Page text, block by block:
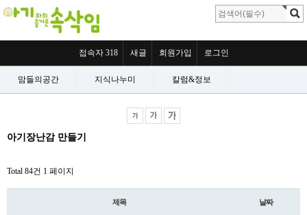
접속자 318 새글 회원가입 로그인
맘들의공간 지식나누미 칼럼&정보
아기장난감 만들기
Total 84건 1 페이지
제목 날짜